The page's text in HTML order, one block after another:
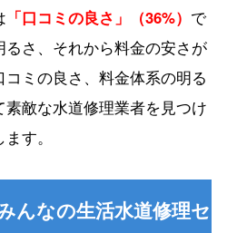
「口コミの良さ」（36%） で
さ、それから料金の安さが
ミの良さ、料金体系の明る
敵な水道修理業者を見つけ
す。
んなの生活水道修理セ